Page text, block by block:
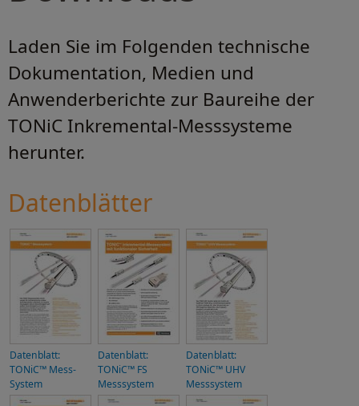
Laden Sie im Folgenden technische
Dokumentation, Medien und
Anwenderberichte zur Baureihe der
TONiC Inkremental-Messsysteme
herunter.
Datenblätter
Datenblatt:
TONiC™ Mess-
System
Datenblatt:
TONiC™ FS
Messsystem
Datenblatt:
TONiC™ UHV
Messsystem